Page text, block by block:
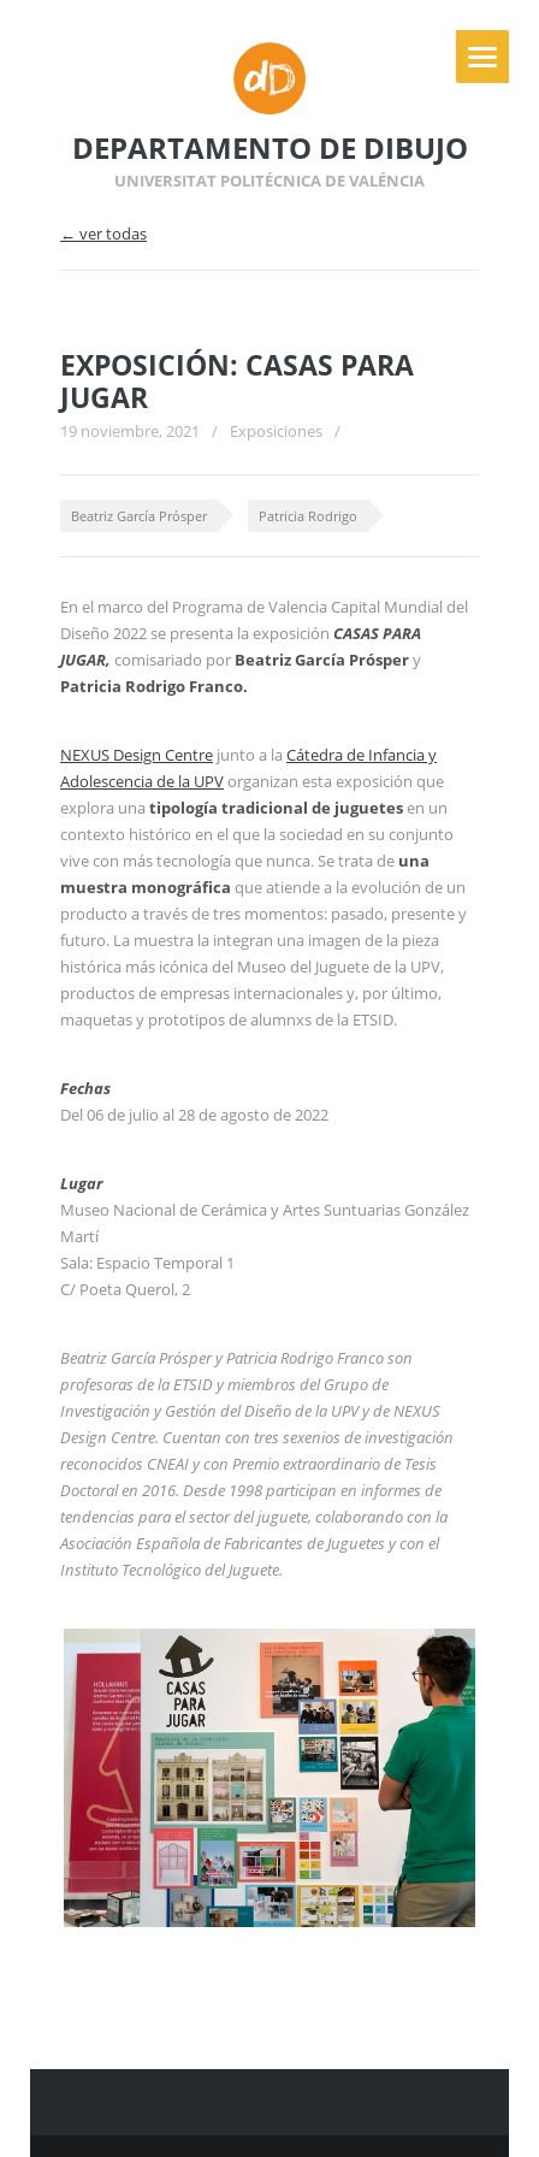
DEPARTAMENTO DE DIBUJO
UNIVERSITAT POLITÉCNICA DE VALÉNCIA
← ver todas
EXPOSICIÓN: CASAS PARA
JUGAR
19 noviembre, 2021 / Exposiciones /
Beatriz García Prósper Patricia Rodrigo
En el marco del Programa de Valencia Capital Mundial del
Diseño 2022 se presenta la exposición CASAS PARA
JUGAR, comisariado por Beatriz García Próspery
Patricia Rodrigo Franco.
NEXUS Design Centre junto a la Cátedra de Infancia y
Adolescencia de la UPVorganizan esta exposición que
explora una tipología tradicional de juguetesen un
contexto histórico en el que la sociedad en su conjunto
vive con más tecnología que nunca. Se trata de una
muestra monográfica que atiende a la evolución de un
producto a través de tres momentos: pasado, presente y
futuro. La muestra la integran una imagen de la pieza
histórica más icónica del Museo del Juguete de la UPV,
productos de empresas internacionales y, por último,
maquetas y prototipos de alumnxs de la ETSID.
Fechas
Del 06 de julio al 28 de agosto de 2022
Lugar
Museo Nacional de Cerámica y Artes Suntuarias González
Martí
Sala: Espacio Temporal 1
C/ Poeta Querol, 2
Beatriz García Prósper y Patricia Rodrigo Franco son
profesoras de la ETSID y miembros del Grupo de
Investigación y Gestión del Diseño de la UPV y de NEXUS
Design Centre. Cuentan con tres sexenios de investigación
reconocidos CNEAI y con Premio extraordinario de Tesis
Doctoral en 2016. Desde 1998 participan en informes de
tendencias para el sector del juguete, colaborando con la
Asociación Española de Fabricantes de Juguetes y con el
Instituto Tecnológico del Juguete.